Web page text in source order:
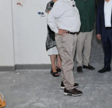
Kocaeli
Konya
Kütahya
Malatya
Manisa